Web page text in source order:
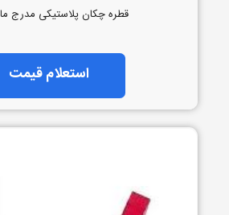
قطره چکان پلاستیکی مدرج مات
استعلام قیمت